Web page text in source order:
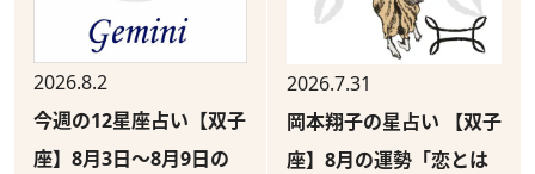
2026.8.2
今週の12星座占い【双子
座】8月3日～8月9日の
2026.7.31
岡本翔子の星占い 【双子
座】8月の運勢「恋とは